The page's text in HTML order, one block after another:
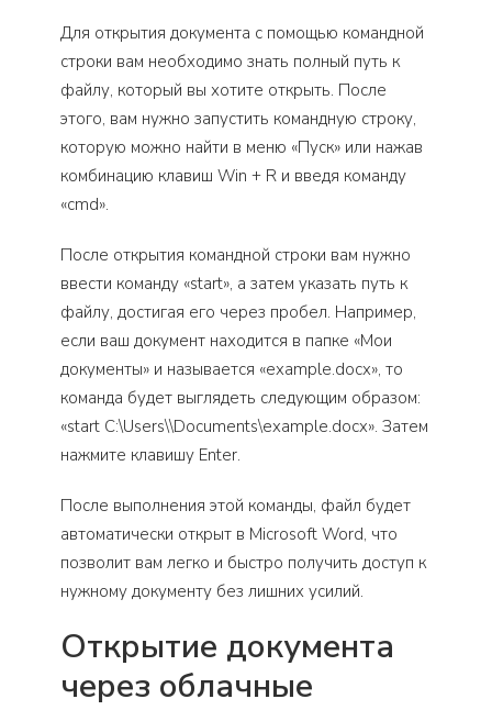
Для открытия документа с помощью командной
строки вам необходимо знать полный путь к
файлу, который вы хотите открыть. После
этого, вам нужно запустить командную строку,
которую можно найти в меню «Пуск» или нажав
комбинацию клавиш Win + R и введя команду
«cmd».
После открытия командной строки вам нужно
ввести команду «start», а затем указать путь к
файлу, достигая его через пробел. Например,
если ваш документ находится в папке «Мои
документы» и называется «example.docx», то
команда будет выглядеть следующим образом:
«start C:\Users\\Documents\example.docx». Затем
нажмите клавишу Enter.
После выполнения этой команды, файл будет
автоматически открыт в Microsoft Word, что
позволит вам легко и быстро получить доступ к
нужному документу без лишних усилий.
Открытие документа
через облачные